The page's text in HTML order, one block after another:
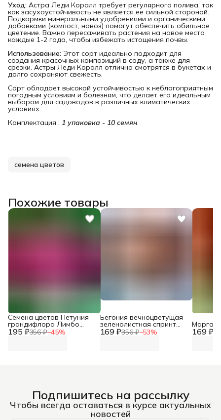
Уход: Астра Леди Коралл требует регулярного полива, так
как засухоустойчивость не является ее сильной стороной.
Подкормки минеральными удобрениями и органическими
добавками (компост, навоз) помогут обеспечить обильное
цветение. Важно пересаживать растения на новое место
каждые 1-2 года, чтобы избежать истощения почвы.
Использование: Этот сорт идеально подходит для
создания красочных композиций в саду, а также для
срезки. Астры Леди Коралл отлично смотрятся в букетах и
долго сохраняют свежесть.
Сорт обладает высокой устойчивостью к неблагоприятным
погодным условиям и болезням, что делает его идеальным
выбором для садоводов в различных климатических
условиях.
Комплектация : 1 упаковка - 10 семян
семена цветов
Похожие товары
195 ₽356 ₽−45%
Семена цветов Петуния
грандифлора Лимбо
Джи Пи F1 Микс 169 ₽356 ₽−53%
Бегония вечноцветущая
зеленолистная спринт
плюс f1 169 ₽
Подпишитесь на рассылку
Чтобы всегда оставаться в курсе актуальных
новостей